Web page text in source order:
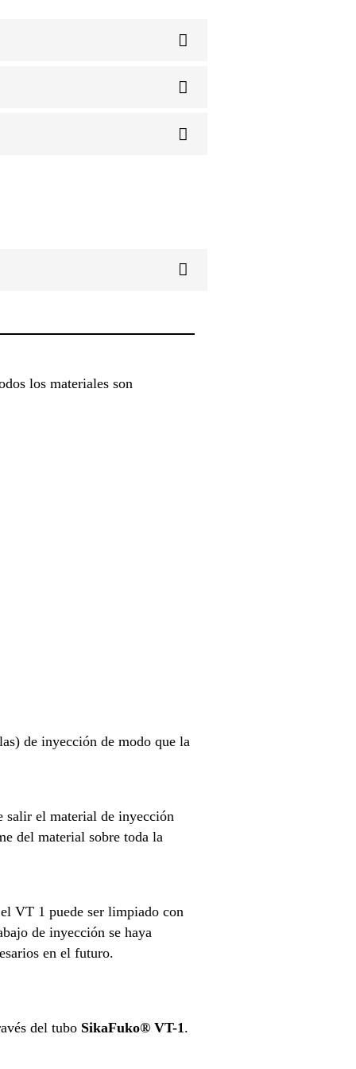
los materiales son
de inyección de modo que la
salir el material de inyección
del material sobre toda la
VT 1 puede ser limpiado con
de inyección se haya
en el futuro.
del tubo SikaFuko® VT-1.